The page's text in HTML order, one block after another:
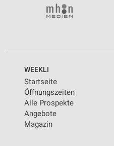
WEEKLI
Startseite
Öffnungszeiten
Alle Prospekte
Angebote
Magazin